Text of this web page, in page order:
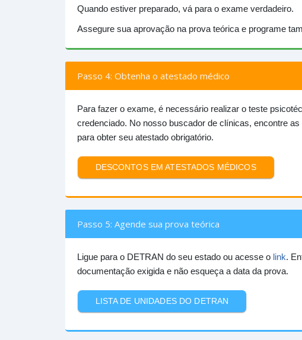
Quando estiver preparado, vá para o exame verdadeiro.
Assegure sua aprovação na prova teórica e programe
Passo 4: Obtenha o atestado médico
Para fazer o exame, é necessário realizar o teste
credenciado. No nosso buscador de clínicas, encontre
para obter seu atestado obrigatório.
DESCONTOS EM ATESTADOS MÉDICOS
Passo 5: Agende sua prova teórica
Ligue para o DETRAN do seu estado ou acesse o link.
documentação exigida e não esqueça a data da prova.
LISTA DE UNIDADES DO DETRAN